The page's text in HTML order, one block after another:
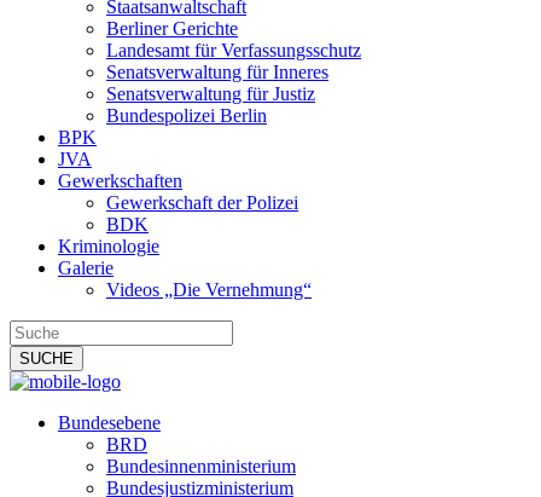
Staatsanwaltschaft
Berliner Gerichte
Landesamt für Verfassungsschutz
Senatsverwaltung für Inneres
Senatsverwaltung für Justiz
Bundespolizei Berlin
BPK
JVA
Gewerkschaften
Gewerkschaft der Polizei
BDK
Kriminologie
Galerie
Videos „Die Vernehmung“
Bundesebene
BRD
Bundesinnenministerium
Bundesjustizministerium